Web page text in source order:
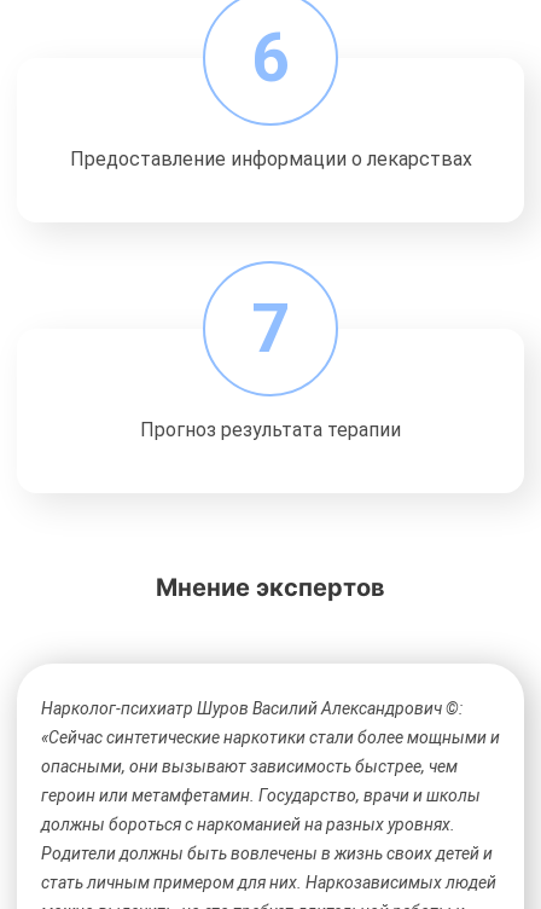
6
Предоставление информации о лекарствах
7
Прогноз результата терапии
Мнение экспертов
Нарколог-психиатр Шуров Василий Александрович ©:
«Сейчас синтетические наркотики стали более мощными и
опасными, они вызывают зависимость быстрее, чем
героин или метамфетамин. Государство, врачи и школы
должны бороться с наркоманией на разных уровнях.
Родители должны быть вовлечены в жизнь своих детей и
стать личным примером для них. Наркозависимых людей